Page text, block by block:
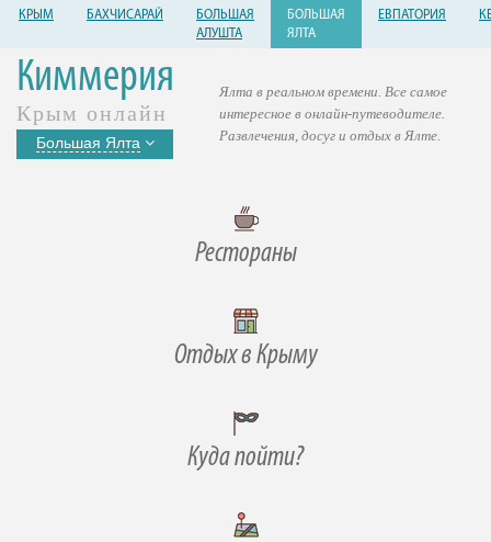
КРЫМ БАХЧИСАРАЙ
БОЛЬШАЯ
АЛУШТА
БОЛЬШАЯ
ЯЛТА
ЕВПАТОРИЯ
Киммерия
Крым онлайн
Большая Ялта
Рестораны
Отдых в Крыму
Куда пойти?
Ялта в реальном времени. Все самое
интересное в онлайн-путеводителе.
Развлечения, досуг и отдых в Ялте.